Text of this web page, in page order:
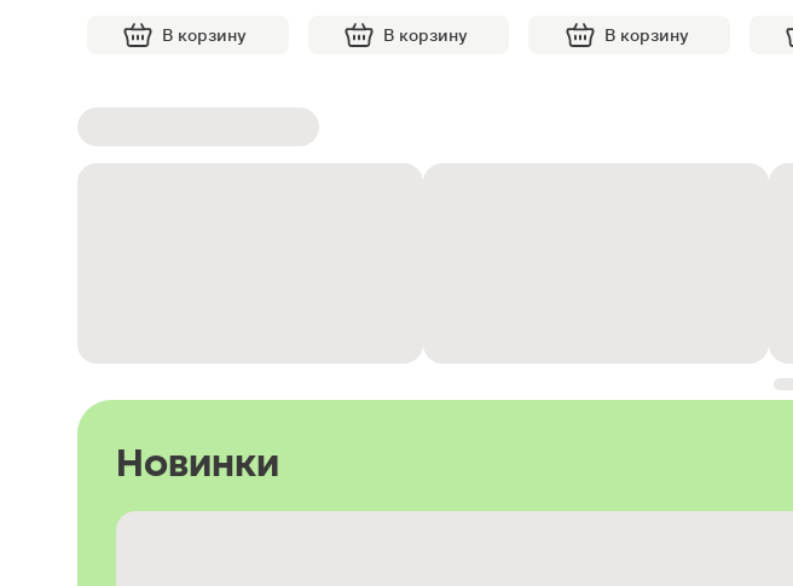
В корзину В корзину В корзину
Новинки